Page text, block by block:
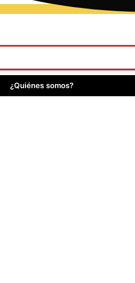
¿Quiénes somos?